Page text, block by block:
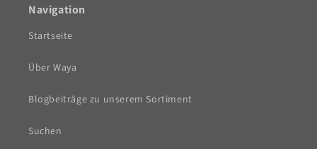
Navigation
Startseite
Über Waya
Blogbeiträge zu unserem Sortiment
Suchen